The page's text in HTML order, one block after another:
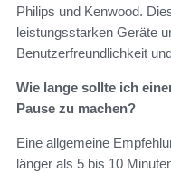
Philips und Kenwood.
leistungsstarken Geräte
Benutzerfreundlichkeit
Wie lange sollte ich
Pause zu machen?
Eine allgemeine
länger als 5 bis 10